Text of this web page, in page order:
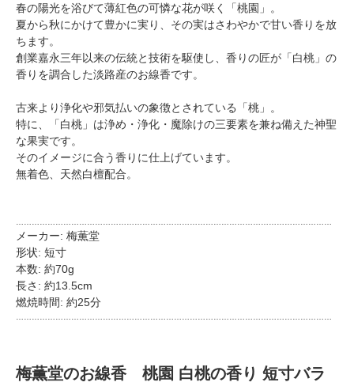
春の陽光を浴びて薄紅色の可憐な花が咲く「桃園」。
夏から秋にかけて豊かに実り、その実はさわやかで甘い香りを放
ちます。
創業嘉永三年以来の伝統と技術を駆使し、香りの匠が「白桃」の
香りを調合した淡路産のお線香です。
古来より浄化や邪気払いの象徴とされている「桃」。
特に、「白桃」は浄め・浄化・魔除けの三要素を兼ね備えた神聖
な果実です。
そのイメージに合う香りに仕上げています。
無着色、天然白檀配合。
メーカー: 梅薫堂
形状: 短寸
本数: 約70g
長さ: 約13.5cm
燃焼時間: 約25分
梅薫堂のお線香 桃園 白桃の香り 短寸バラ